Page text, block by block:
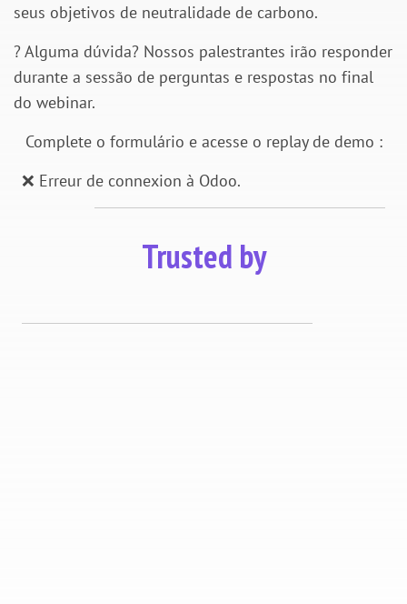
seus objetivos de neutralidade de carbono.
? Alguma dúvida? Nossos palestrantes irão responder
durante a sessão de perguntas e respostas no final
do webinar.
Complete o formulário e acesse o replay de demo :
❌ Erreur de connexion à Odoo.
Trusted by